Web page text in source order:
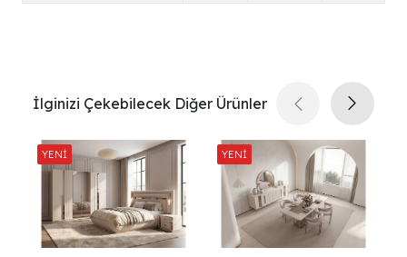
İlginizi Çekebilecek Diğer Ürünler